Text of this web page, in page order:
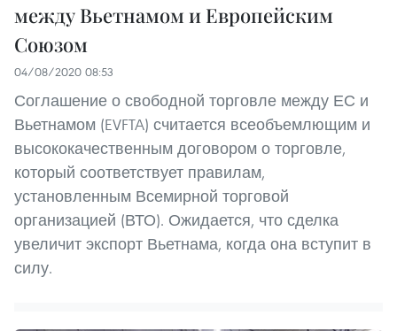
между Вьетнамом и Европейским
Союзом
04/08/2020 08:53
Соглашение о свободной торговле между ЕС и
Вьетнамом (EVFTA) считается всеобъемлющим и
высококачественным договором о торговле,
который соответствует правилам,
установленным Всемирной торговой
организацией (ВТО). Ожидается, что сделка
увеличит экспорт Вьетнама, когда она вступит в
силу.